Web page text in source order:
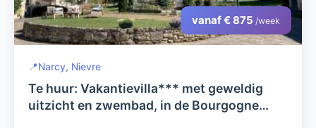
vanaf € 875 /week
📍Narcy, Nievre
Te huur: Vakantievilla*** met geweldig
uitzicht en zwembad, in de Bourgogne